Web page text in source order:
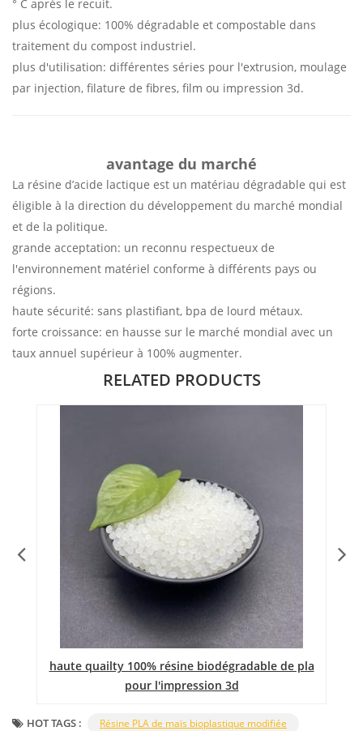
° C après le recuit.
plus écologique: 100% dégradable et compostable dans
traitement du compost industriel.
plus d'utilisation: différentes séries pour l'extrusion, moulage
par injection, filature de fibres, film ou impression 3d.
avantage du marché
La résine d’acide lactique est un matériau dégradable qui est
éligible à la direction du développement du marché mondial
et de la politique.
grande acceptation: un reconnu respectueux de
l'environnement matériel conforme à différents pays ou
régions.
haute sécurité: sans plastifiant, bpa de lourd métaux.
forte croissance: en hausse sur le marché mondial avec un
taux annuel supérieur à 100% augmenter.
RELATED PRODUCTS
haute quailty 100% résine biodégradable de pla
pour l'impression 3d
HOT TAGS :
Résine PLA de maïs bioplastique modifiée